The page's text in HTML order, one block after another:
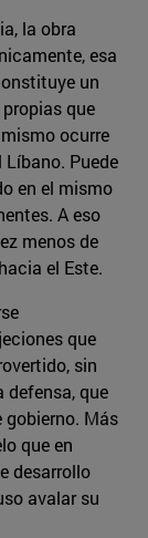
la obra
esa
un
que
ocurre
Puede
en el mismo
A eso
menos de
el Este.
que
sin
que
Más
que en
desarrollo
avalar su